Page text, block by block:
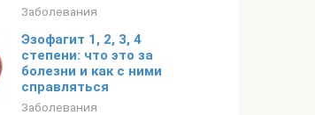
Заболевания
Эзофагит 1, 2, 3, 4
степени: что это за
болезни и как с ними
справляться
Заболевания